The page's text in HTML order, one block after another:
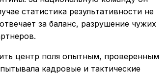
статистика результативности не
за баланс, разрушение чужих
центр поля опытным, проверенным
кадровые и тактические